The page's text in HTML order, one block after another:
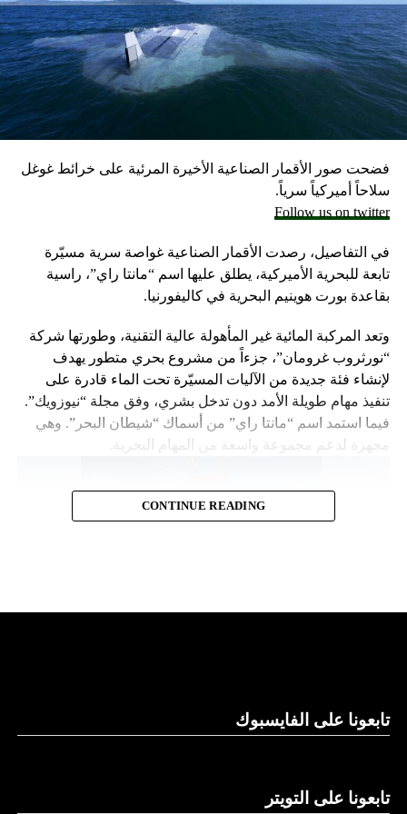
علماً أن الجيش الإسرائيلي يحتفظ بمخزون كبير من الأسلحة
احتياطيا في حال نشوب حرب محتملة مع لبنان، وفق ما أكد
مسؤولون إسرائيليون حاليون وسابقون.
وكانت وزارة الخارجية أرجأت في مايو، فقط تسليم قنابل زنة
2000 رطل و500 رطل إلى إسرائيل بسبب مخاوف بشأن سقوط
ضحايا من المدنيين في مدينة رفح.
إلا أن نتنياهو خرج الأسبوع المضي بتصريحات نارية، ومفاجئة
حول مماطلة أميركا في تسليم تل أبيب أسلحة
ما أثار حفيظة البيت الأبيض الذي وصف تلك التصريحات بالمخيبة
للآمال.
فضحت صور الأقمار الصناعية الأخيرة المرئية على خرائط غوغل
سلاحاً أميركياً سرياً.
Follow us on twitter
في التفاصيل، رصدت الأقمار الصناعية غواصة سرية مسيّرة
تابعة للبحرية الأميركية، يطلق عليها اسم “مانتا راي”، راسية
بقاعدة بورت هوينيم البحرية في كاليفورنيا.
وتعد المركبة المائية غير المأهولة عالية التقنية، وطورتها شركة
“نورثروب غرومان”، جزءاً من مشروع بحري متطور يهدف
لإنشاء فئة جديدة من الآليات المسيّرة تحت الماء قادرة على
تنفيذ مهام طويلة الأمد دون تدخل بشري، وفق مجلة “نيوزويك”.
فيما استمد اسم “مانتا راي” من أسماك “شيطان البحر”. وهي
مجهزة لدعم مجموعة واسعة من المهام البحرية.
وتقول “نورثروب غرومان”، وهي تكتل للصناعات الجوية
الطاقة التي تسمح لها بالرسو في قاع البحر و”السبات” في حالة
انخفاض الطاقة.
CONTINUE READING
تابعونا على الفايسبوك
تابعونا على التويتر